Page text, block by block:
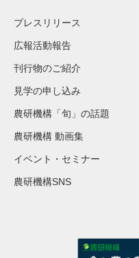
プレスリリース
広報活動報告
刊行物のご紹介
見学の申し込み
農研機構「旬」の話題
農研機構 動画集
イベント・セミナー
農研機構SNS